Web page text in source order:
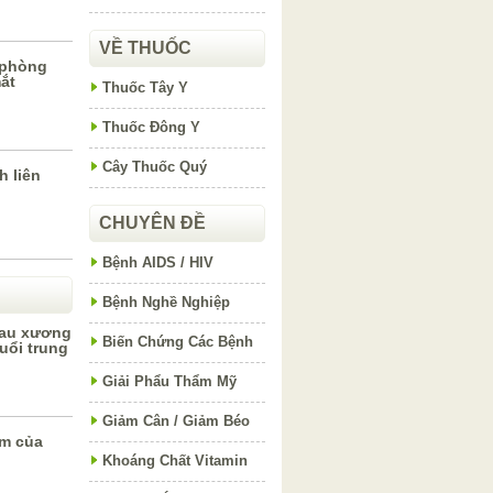
liên
xương
trung
của
VỀ THUỐC
Thuốc Tây Y
Thuốc Đông Y
Cây Thuốc Quý
CHUYÊN ĐỀ
Bệnh AIDS / HIV
Bệnh Nghề Nghiệp
Biến Chứng Các Bệnh
Giải Phẩu Thẩm Mỹ
Giảm Cân / Giảm Béo
Khoáng Chất Vitamin